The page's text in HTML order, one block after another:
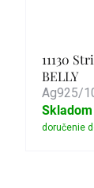
11130
BELLY
Ag925/
Skladom